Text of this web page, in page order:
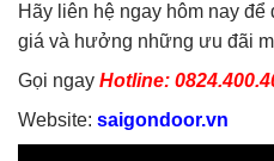
Hãy liên hệ ngay hôm nay
giá và hưởng những ưu đãi
Gọi ngay Hotline:
Website: saigondoor.vn